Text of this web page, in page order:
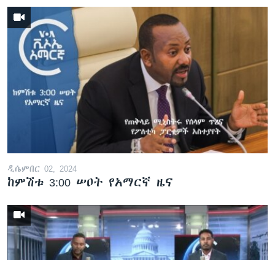
ዲሴምበር 02, 2024
ከምሽቱ 3:00 ሠዐት የአማርኛ ዜና